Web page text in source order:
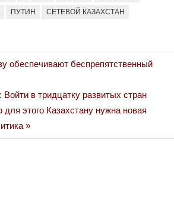
ПУТИН СЕТЕВОЙ КАЗАХСТАН
обеспечивают беспрепятственный
в тридцатку развитых стран
для этого Казахстану нужна новая